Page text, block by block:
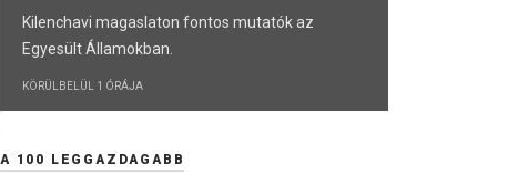
Kilenchavi magaslaton fontos mutatók az
Egyesült Államokban.
KÖRÜLBELÜL 1 ÓRÁJA
A 100 LEGGAZDAGABB